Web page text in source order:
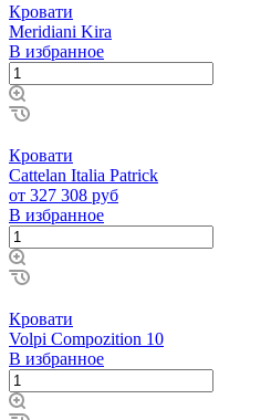
Кровати
Meridiani Kira
В избранное
Кровати
Cattelan Italia Patrick
от 327 308 руб
В избранное
Кровати
Volpi Compozition 10
В избранное